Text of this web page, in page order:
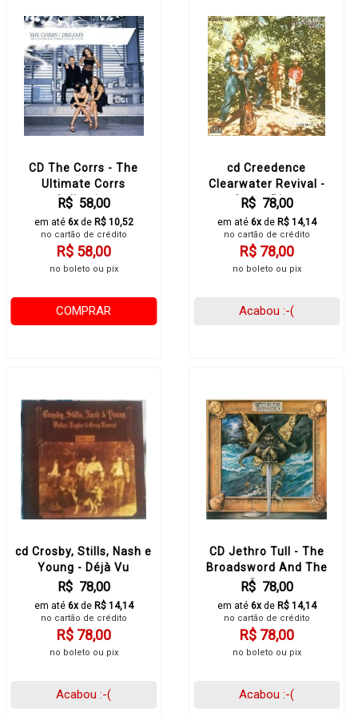
CD The Corrs - The
Ultimate Corrs
Collection
R$ 58,00
em até 6xde R$ 10,52
no cartão de crédito
R$ 58,00
no boleto ou pix
COMPRAR
cd Creedence
Clearwater Revival -
Green River
R$ 78,00
em até 6xde R$ 14,14
no cartão de crédito
R$ 78,00
no boleto ou pix
Acabou :-(
cd Crosby, Stills, Nash e
Young - Déjà Vu
R$ 78,00
em até 6xde R$ 14,14
no cartão de crédito
R$ 78,00
no boleto ou pix
Acabou :-(
CD Jethro Tull - The
Broadsword And The
Beast
R$ 78,00
em até 6xde R$ 14,14
no cartão de crédito
R$ 78,00
no boleto ou pix
Acabou :-(